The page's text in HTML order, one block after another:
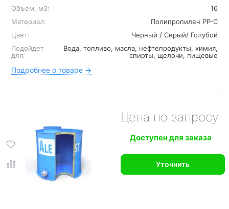
Объем, м3:
16
Материал:
Полипропилен PP-C
Цвет:
Черный / Серый/ Голубой
Подойдет
для:
Вода, топливо, масла, нефтепродукты, химия,
спирты, щелочи, пищевые
Подробнее о товаре →
Цена по запросу
Доступен для заказа
Уточнить